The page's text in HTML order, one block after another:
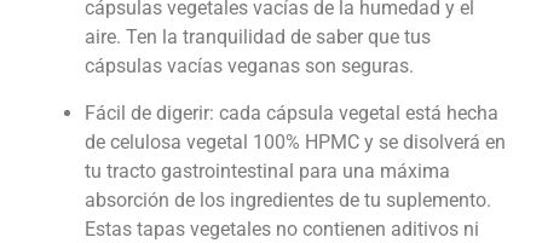
cápsulas vegetales vacías de la humedad y el
aire. Ten la tranquilidad de saber que tus
cápsulas vacías veganas son seguras.
Fácil de digerir: cada cápsula vegetal está hecha
de celulosa vegetal 100% HPMC y se disolverá en
tu tracto gastrointestinal para una máxima
absorción de los ingredientes de tu suplemento.
Estas tapas vegetales no contienen aditivos ni